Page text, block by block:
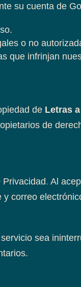
su cuenta de
o no
que infrinjan
de Letras
de
Privacidad. Al
y correo
sea